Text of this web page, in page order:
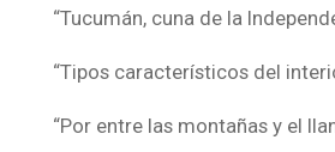
“Tucumán, cuna de la
“Tipos característicos del
“Por entre las montañas y el